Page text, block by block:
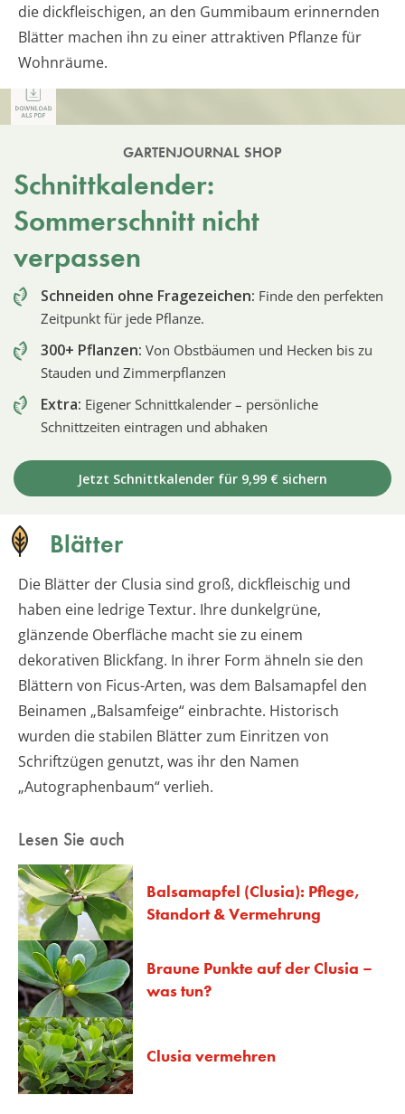
die dickfleischigen, an den Gummibaum erinnernden
Blätter machen ihn zu einer attraktiven Pflanze für
Wohnräume.
GARTENJOURNAL SHOP
Schnittkalender:
Sommerschnitt nicht
verpassen
Schneiden ohne Fragezeichen: Finde den perfekten
Zeitpunkt für jede Pflanze.
300+ Pflanzen: Von Obstbäumen und Hecken bis zu
Stauden und Zimmerpflanzen
Extra: Eigener Schnittkalender – persönliche
Schnittzeiten eintragen und abhaken
Jetzt Schnittkalender für 9,99 € sichern
Blätter
Die Blätter der Clusia sind groß, dickfleischig und
haben eine ledrige Textur. Ihre dunkelgrüne,
glänzende Oberfläche macht sie zu einem
dekorativen Blickfang. In ihrer Form ähneln sie den
Blättern von Ficus-Arten, was dem Balsamapfel den
Beinamen „Balsamfeige“ einbrachte. Historisch
wurden die stabilen Blätter zum Einritzen von
Schriftzügen genutzt, was ihr den Namen
„Autographenbaum“ verlieh.
Lesen Sie auch
Balsamapfel (Clusia): Pflege,
Standort & Vermehrung
Braune Punkte auf der Clusia –
was tun?
Clusia vermehren